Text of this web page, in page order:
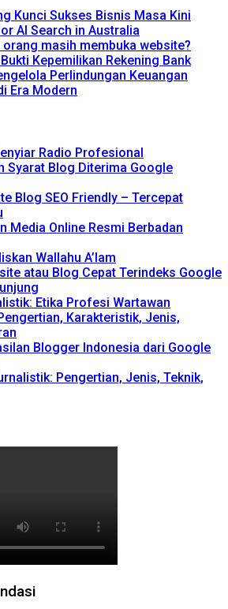
Kunci Sukses Bisnis Masa Kini
AI Search in Australia
masih membuka website?
Kepemilikan Rekening Bank
Perlindungan Keuangan
Era Modern
Radio Profesional
Syarat Blog Diterima Google
Blog SEO Friendly – Tercepat
Media Online Resmi Berbadan
Wallahu A’lam
atau Blog Cepat Terindeks Google
Etika Profesi Wartawan
Karakteristik, Jenis,
Blogger Indonesia dari Google
Pengertian, Jenis, Teknik,